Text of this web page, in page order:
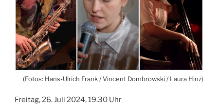
(Fotos: Hans-Ulrich Frank / Vincent Dombrowski / Laura Hinz)
Freitag, 26. Juli 2024, 19.30 Uhr